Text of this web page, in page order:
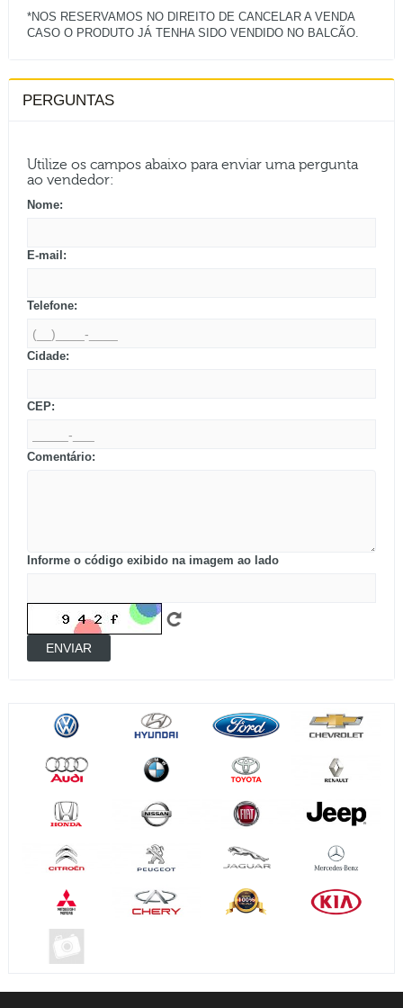
*NOS RESERVAMOS NO DIREITO DE CANCELAR A VENDA
PERGUNTAS
Utilize os campos abaixo para enviar uma pergunta
ao vendedor:
Nome:
E-mail:
Telefone:
Cidade:
CEP:
Comentário:
Informe o código exibido na imagem ao lado
ENVIAR